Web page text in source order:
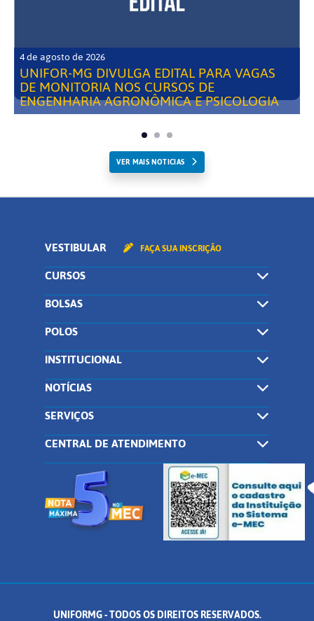
4 de agosto de 2026
UNIFOR-MG DIVULGA EDITAL PARA VAGAS
DE MONITORIA NOS CURSOS DE
ENGENHARIA AGRONÔMICA E PSICOLOGIA
VER MAIS NOTICIAS
VESTIBULAR FAÇA SUA INSCRIÇÃO
CURSOS
BOLSAS
POLOS
INSTITUCIONAL
NOTÍCIAS
SERVIÇOS
CENTRAL DE ATENDIMENTO
UNIFORMG - TODOS OS DIREITOS RESERVADOS.